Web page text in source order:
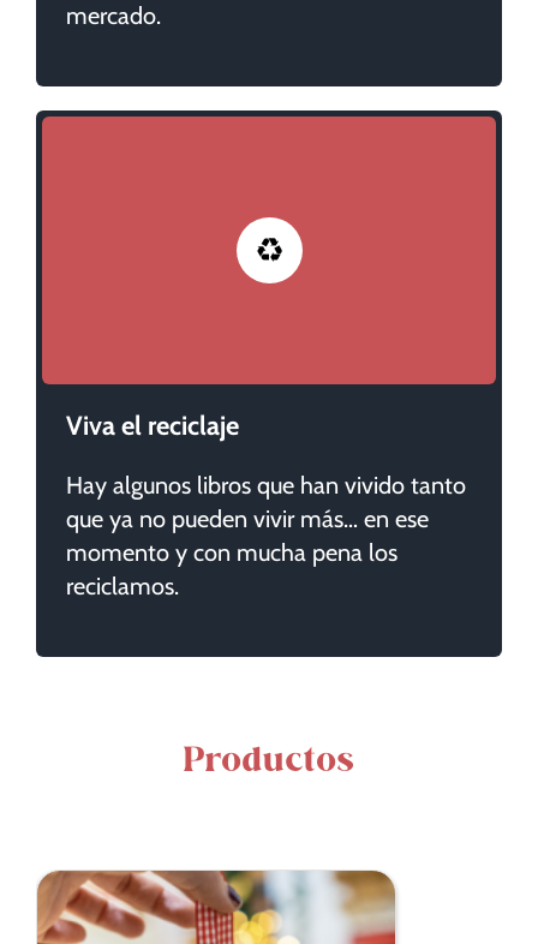
mercado.
♻️
Viva el reciclaje
Hay algunos libros que han vivido tanto
que ya no pueden vivir más… en ese
momento y con mucha pena los
reciclamos.
Productos